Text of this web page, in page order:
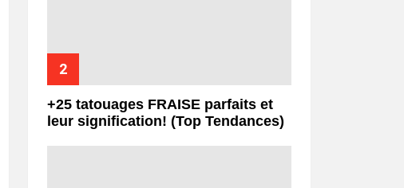
+25 tatouages ​​FRAISE parfaits et
leur signification! (Top Tendances)